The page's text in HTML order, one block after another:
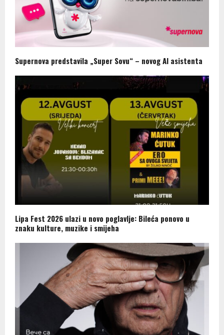
Supernova predstavila „Super Sovu“ – novog AI asistenta
Lipa Fest 2026 ulazi u novo poglavlje: Bileća ponovo u
znaku kulture, muzike i smijeha